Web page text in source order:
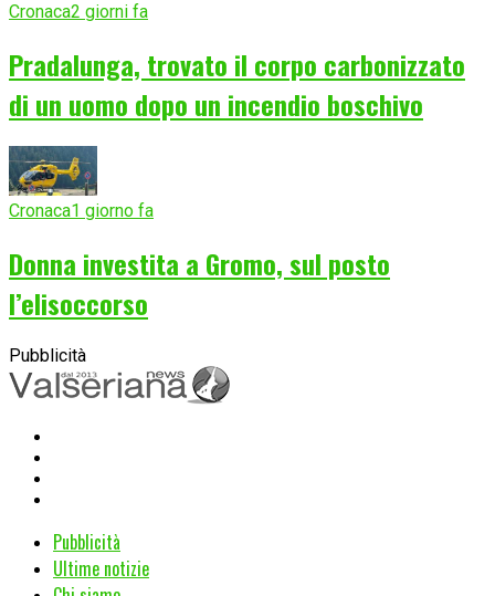
Cronaca2 giorni fa
Pradalunga, trovato il corpo carbonizzato
di un uomo dopo un incendio boschivo
Cronaca1 giorno fa
Donna investita a Gromo, sul posto
l’elisoccorso
Pubblicità
Pubblicità
Ultime notizie